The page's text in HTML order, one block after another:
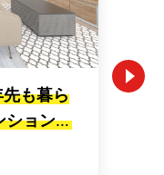
も暮ら
ションを